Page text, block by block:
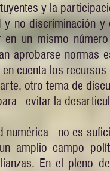
y la
no discriminación
en un mismo
aprobarse normas
cuenta los
otro tema de
evitar la
numérica no es
amplio campo
En el pleno